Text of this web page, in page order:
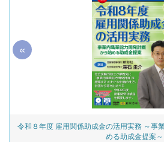
令和８年度 雇用関係助成金の活用実務 ～事
める助成金提案～
«